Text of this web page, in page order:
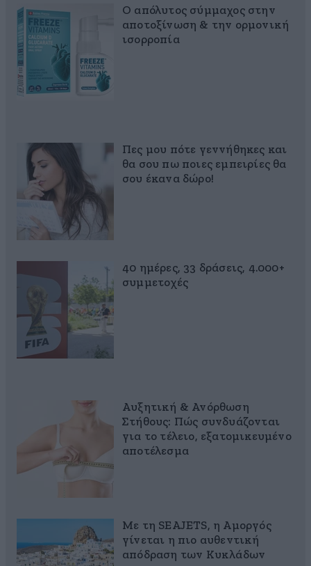
Ο απόλυτος σύμμαχος στην
αποτοξίνωση & την ορμονική
ισορροπία
Πες μου πότε γεννήθηκες και
θα σου πω ποιες εμπειρίες θα
σου έκανα δώρο!
40 ημέρες, 33 δράσεις, 4.000+
συμμετοχές
Αυξητική & Ανόρθωση
Στήθους: Πώς συνδυάζονται
για το τέλειο, εξατομικευμένο
αποτέλεσμα
Με τη SEAJETS, η Αμοργός
γίνεται η πιο αυθεντική
απόδραση των Κυκλάδων